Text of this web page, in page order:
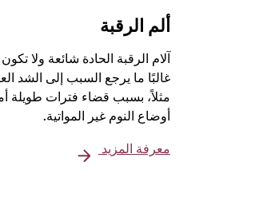
ألم الرقبة
آلام الرقبة الحادة شائعة ولا
غالبًا ما يرجع السبب إلى الشد
مثلاً، بسبب قضاء فترات طويلة
أوضاع النوم غير المواتية.
معرفة المزيد